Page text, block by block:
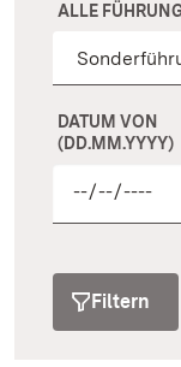
ALLE
DATUM VON
(DD.MM.YYYY)
Filtern